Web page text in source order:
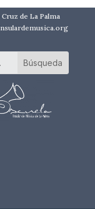
de La Palma